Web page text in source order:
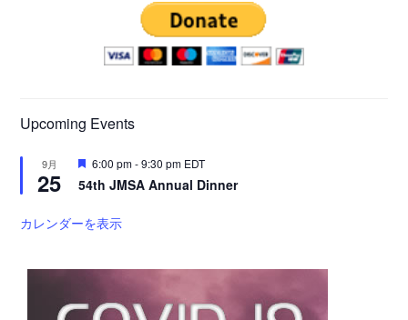
Upcoming Events
9月
25
注
目
6:00 pm-9:30 pm EDT
54th JMSA Annual Dinner
カレンダーを表示